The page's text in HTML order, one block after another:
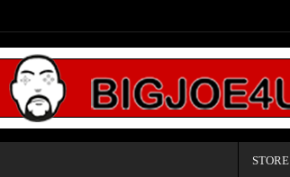
STORE